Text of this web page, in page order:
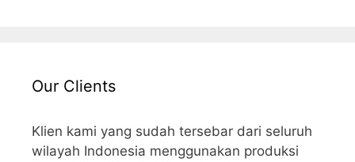
Our Clients
Klien kami yang sudah tersebar dari seluruh
wilayah Indonesia menggunakan produksi